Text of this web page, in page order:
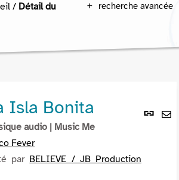
recherche avancée
/ Détail du
Lien
Isla Bonita
audio | Music Me
Fever
par BELIEVE / JB Production